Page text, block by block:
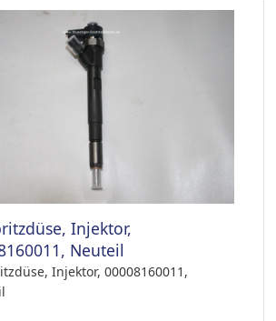
Injektor,
Neuteil
Injektor, 00008160011,